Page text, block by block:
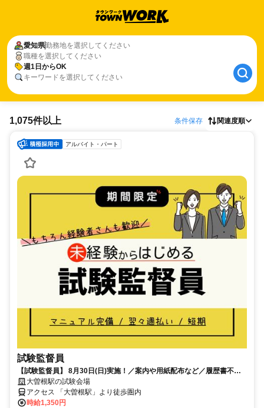
愛知県勤務地を選択してください
職種を選択してください
週1日からOK
キーワードを選択してください
1,075件以上 条件保存 関連度順
アルバイト・パート
試験監督員
【試験監督員】 8月30日(日)実施！／案内や用紙配布など／履歴書不要
＆未経験OK／扶養内可
大曽根駅の試験会場
アクセス 「大曽根駅」より徒歩圏内
時給1,350円